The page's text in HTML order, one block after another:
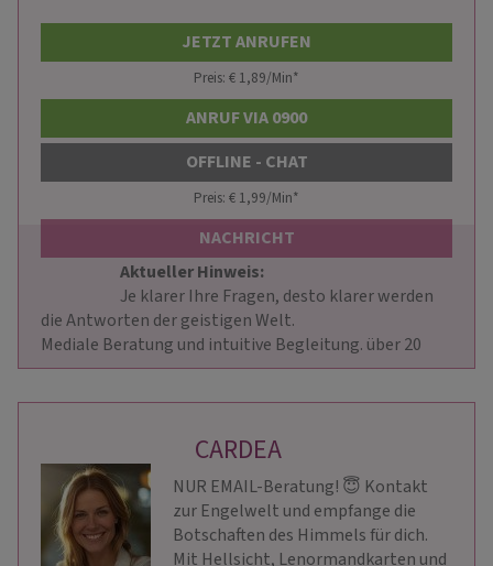
JETZT ANRUFEN
Preis: € 1,89/Min*
ANRUF VIA 0900
OFFLINE - CHAT
Preis: € 1,99/Min*
NACHRICHT
Aktueller Hinweis:
die Antworten der geistigen Welt.
CARDEA
NUR EMAIL-Beratung! 😇 Kontakt
zur Engelwelt und empfange die
Botschaften des Himmels für dich.
Mit Hellsicht, Lenormandkarten und